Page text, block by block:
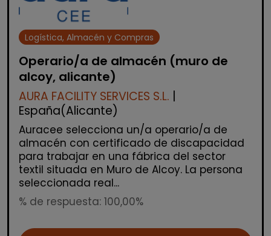
Logística, Almacén y Compras
Operario/a de almacén (muro de
alcoy, alicante)
AURA FACILITY SERVICES S.L.
España(Alicante)
Auracee selecciona un/a operario/a de
almacén con certificado de discapacidad
para trabajar en una fábrica del sector
textil situada en Muro de Alcoy. La persona
seleccionada real...
% de respuesta: 100,00%